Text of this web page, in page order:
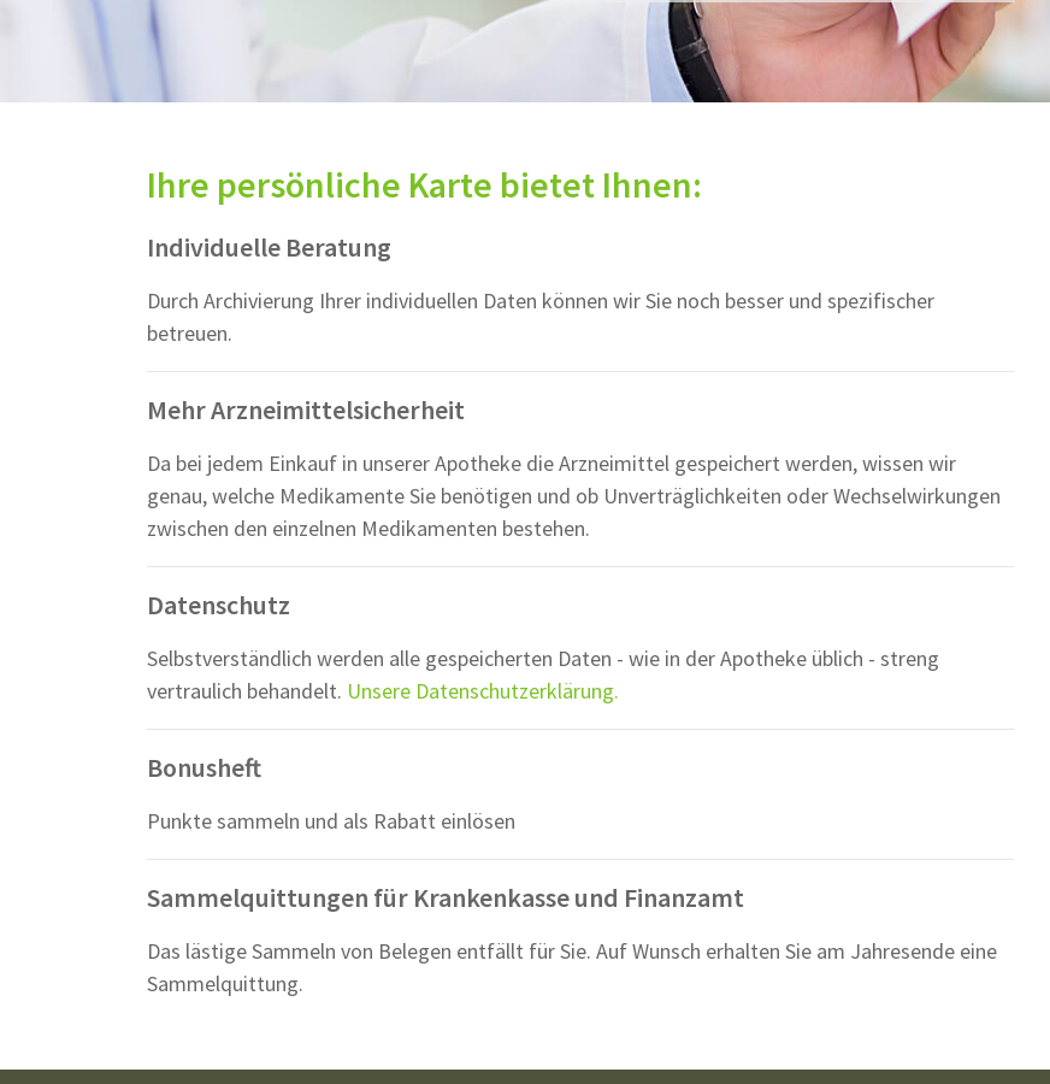
Ihre persönliche Karte bietet Ihnen:
Individuelle Beratung
Durch Archivierung Ihrer individuellen Daten können wir Sie noch besser und spezifischer
betreuen.
Mehr Arzneimittelsicherheit
Da bei jedem Einkauf in unserer Apotheke die Arzneimittel gespeichert werden, wissen wir
genau, welche Medikamente Sie benötigen und ob Unverträglichkeiten oder Wechselwirkungen
zwischen den einzelnen Medikamenten bestehen.
Datenschutz
Selbstverständlich werden alle gespeicherten Daten - wie in der Apotheke üblich - streng
vertraulich behandelt. Unsere Datenschutzerklärung.
Bonusheft
Punkte sammeln und als Rabatt einlösen
Sammelquittungen für Krankenkasse und Finanzamt
Das lästige Sammeln von Belegen entfällt für Sie. Auf Wunsch erhalten Sie am Jahresende eine
Sammelquittung.